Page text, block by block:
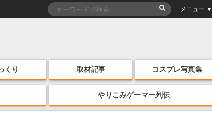
メニュー ▼
くり 取材記事 コスプレ写真集
やりこみゲーマー列伝